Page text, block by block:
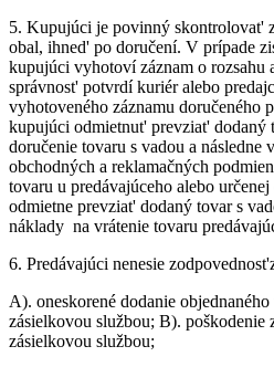
5. Kupujúci je povinný skontrolovat'
obal, ihned' po doručení. V prípade
kupujúci vyhotoví záznam o rozsahu
správnost' potvrdí kuriér alebo
vyhotoveného záznamu doručeného
kupujúci odmietnut' prevziat' dodaný
doručenie tovaru s vadou a následne
obchodných a reklamačných
tovaru u predávajúceho alebo
odmietne prevziat' dodaný tovar s
náklady na vrátenie tovaru
6. Predávajúci nenesie
A). oneskorené dodanie
zásielkovou službou; B). poškodenie
zásielkovou službou;